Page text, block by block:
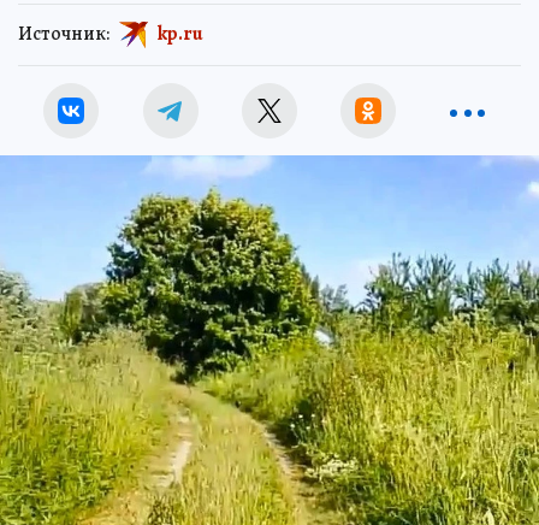
Источник: kp.ru